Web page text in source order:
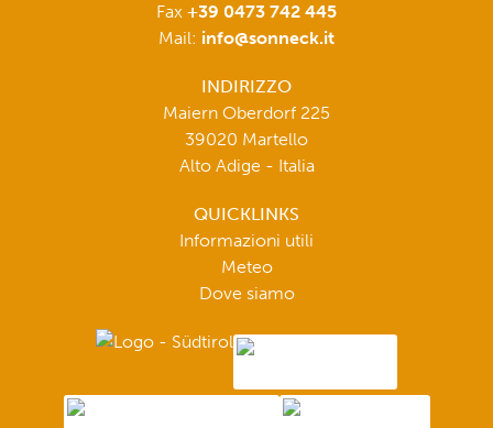
Fax +39 0473 742 445
Mail: info@sonneck.it
INDIRIZZO
Maiern Oberdorf 225
39020 Martello
Alto Adige - Italia
QUICKLINKS
Informazioni utili
Meteo
Dove siamo